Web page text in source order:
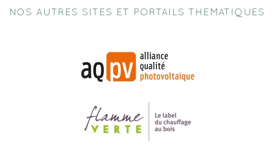
NOS AUTRES SITES ET PORTAILS THEMATIQUES